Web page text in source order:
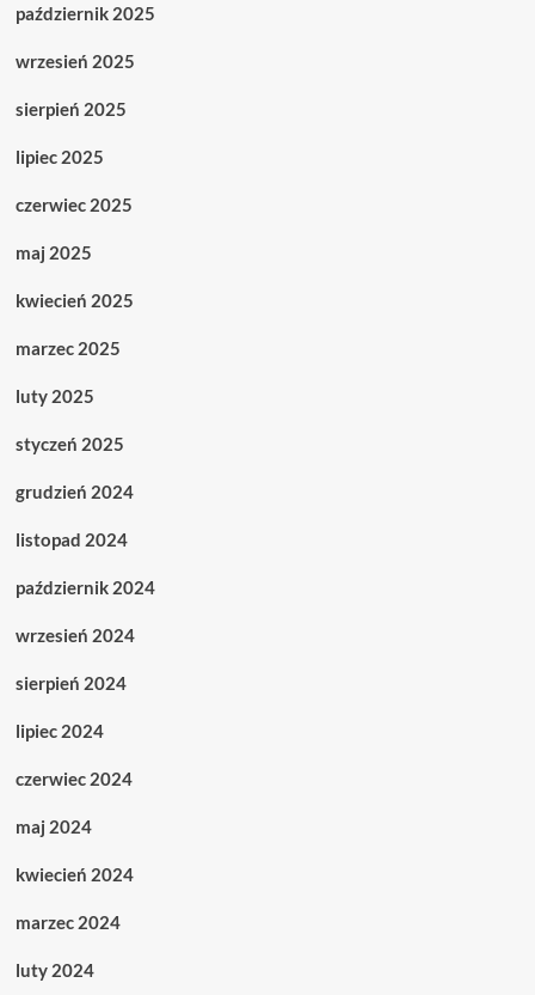
październik 2025
wrzesień 2025
sierpień 2025
lipiec 2025
czerwiec 2025
maj 2025
kwiecień 2025
marzec 2025
luty 2025
styczeń 2025
grudzień 2024
listopad 2024
październik 2024
wrzesień 2024
sierpień 2024
lipiec 2024
czerwiec 2024
maj 2024
kwiecień 2024
marzec 2024
luty 2024